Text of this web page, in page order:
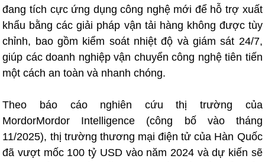
đang tích cực ứng dụng công nghệ mới để hỗ trợ xuất
khẩu bằng các giải pháp vận tải hàng không được tùy
chỉnh, bao gồm kiểm soát nhiệt độ và giám sát 24/7,
giúp các doanh nghiệp vận chuyển công nghệ tiên tiến
một cách an toàn và nhanh chóng.
Theo báo cáo nghiên cứu thị trường của
MordorMordor Intelligence (công bố vào tháng
11/2025), thị trường thương mại điện tử của Hàn Quốc
đã vượt mốc 100 tỷ USD vào năm 2024 và dự kiến sẽ